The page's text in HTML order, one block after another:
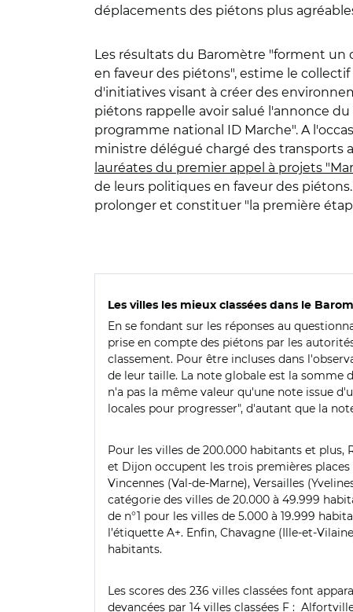
déplacements des piétons plus
Les résultats du Baromètre "forment
en faveur des piétons", estime le
d'initiatives visant à créer des
piétons rappelle avoir salué l'annonce
programme national ID Marche". A
ministre délégué chargé des transports
lauréates du premier appel à projets
de leurs politiques en faveur des
prolonger et constituer "la première
Les villes les mieux classées dans le
En se fondant sur les réponses au
prise en compte des piétons par les
classement. Pour être incluses dans
de leur taille. La note globale est la somme
n'a pas la même valeur qu'une note issue
locales pour progresser", d'autant que la
Pour les villes de 200.000 habitants et plus,
et Dijon occupent les trois premières
Vincennes (Val-de-Marne), Versailles
catégorie des villes de 20.000 à 49.999
de n°1 pour les villes de 5.000 à 19.999
l’étiquette A+. Enfin, Chavagne (Ille-et-
habitants.
Les scores des 236 villes classées font
devancées par 14 villes classées F :